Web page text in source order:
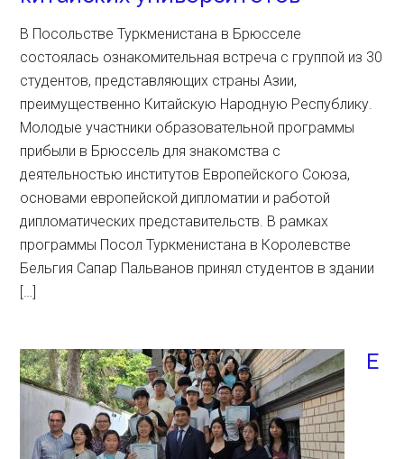
В Посольстве Туркменистана в Брюсселе
состоялась ознакомительная встреча с группой из 30
студентов, представляющих страны Азии,
преимущественно Китайскую Народную Республику.
Молодые участники образовательной программы
прибыли в Брюссель для знакомства с
деятельностью институтов Европейского Союза,
основами европейской дипломатии и работой
дипломатических представительств. В рамках
программы Посол Туркменистана в Королевстве
Бельгия Сапар Пальванов принял студентов в здании
[…]
E